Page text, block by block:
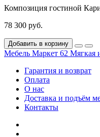
Композиция гостиной
78 300 руб.
Добавить в корзину
Мебель Маркет 62 Мягкая
Гарантия и возврат
Оплата
О нас
Доставка и подъём
Контакты